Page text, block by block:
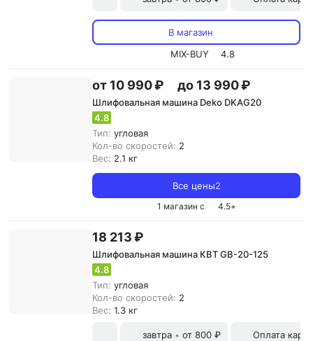
В магазин
MIX-BUY
4.8
от 10 990 ₽ до 13 990 ₽
Шлифовальная машина Deko DKAG20
4.8
Тип: угловая
Кол-во скоростей: 2
Вес: 2.1 кг
Все цены2
1 магазин с 4.5+
18 213 ₽
Шлифовальная машина КВТ GB-20-125
4.8
Тип: угловая
Кол-во скоростей: 2
Вес: 1.3 кг
завтра • от 800 ₽ Оплата